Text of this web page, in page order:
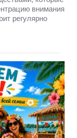
внимания
регулярно